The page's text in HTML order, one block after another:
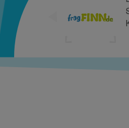
Suchmaschine für
Kinder